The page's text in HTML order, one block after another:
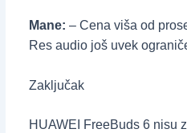
Mane: – Cena viša od
Res audio još uvek
Zaključak
HUAWEI FreeBuds 6 nisu